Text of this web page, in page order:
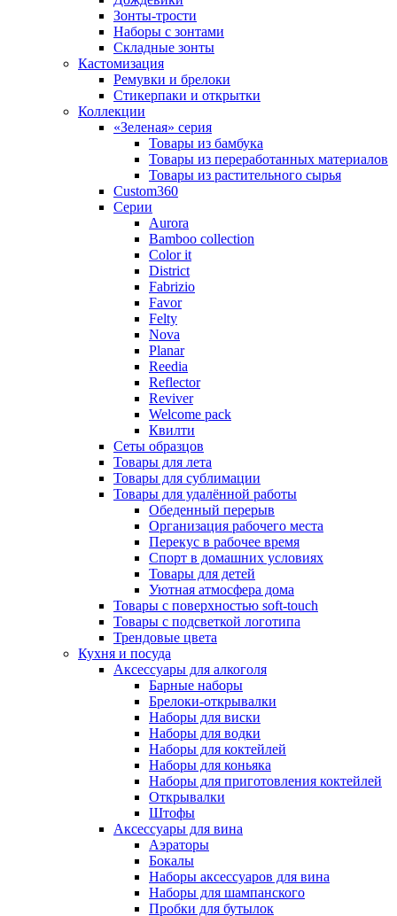
Зонты-трости
Наборы с зонтами
Складные зонты
Кастомизация
Ремувки и брелоки
Стикерпаки и открытки
Коллекции
«Зеленая» серия
Товары из бамбука
Товары из переработанных материалов
Товары из растительного сырья
Custom360
Серии
Aurora
Bamboo collection
Color it
District
Fabrizio
Favor
Felty
Nova
Planar
Reedia
Reflector
Reviver
Welcome pack
Квилти
Сеты образцов
Товары для лета
Товары для сублимации
Товары для удалённой работы
Обеденный перерыв
Организация рабочего места
Перекус в рабочее время
Спорт в домашних условиях
Товары для детей
Уютная атмосфера дома
Товары с поверхностью soft-touch
Товары с подсветкой логотипа
Трендовые цвета
Кухня и посуда
Аксессуары для алкоголя
Барные наборы
Брелоки-открывалки
Наборы для виски
Наборы для водки
Наборы для коктейлей
Наборы для коньяка
Наборы для приготовления коктейлей
Открывалки
Штофы
Аксессуары для вина
Аэраторы
Бокалы
Наборы аксессуаров для вина
Наборы для шампанского
Пробки для бутылок